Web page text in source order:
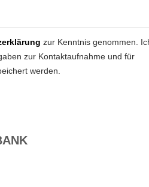
zur Kenntnis genommen.
zur Kontaktaufnahme und für
werden.